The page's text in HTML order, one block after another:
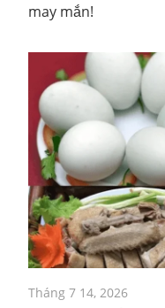
may mắn!
Tháng 7 14, 2026